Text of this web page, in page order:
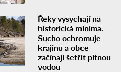
Řeky vysychají na
historická minima.
Sucho ochromuje
krajinu a obce
začínají šetřit pitnou
vodou